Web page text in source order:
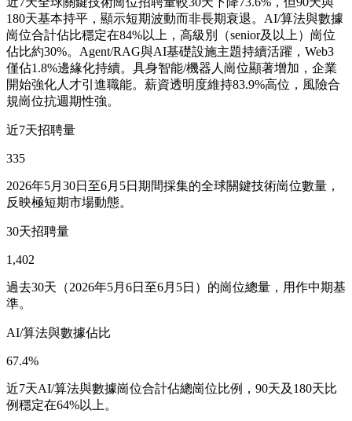
180天基本持平，顯示短期波動而非長期衰退。AI/算法與數據
崗位合計佔比穩定在84%以上，高級別（senior及以上）崗位
佔比約30%。Agent/RAG與AI基礎設施主題持續活躍，Web3
僅佔1.8%邊緣化持續。具身智能/機器人崗位顯著增加，企業
開始強化人才引進職能。薪資透明度維持83.9%高位，風險合
規崗位抗週期性強。
近7天招聘量
335
2026年5月30日至6月5日期間採集的全球關鍵技術崗位數量，
反映極短期市場動態。
30天招聘量
1,402
過去30天（2026年5月6日至6月5日）的崗位總量，用作中期基
準。
AI/算法與數據佔比
67.4%
近7天AI/算法與數據崗位合計佔總崗位比例，90天及180天比
例穩定在64%以上。